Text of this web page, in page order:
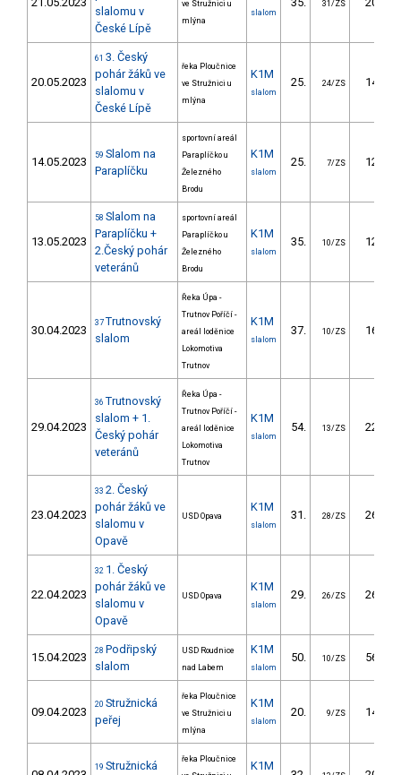
slalomu v
České Lípě
ve Stružnici u
mlýna
slalom
31/ZS
20.05.2023
61 3. Český
pohár žáků ve
slalomu v
České Lípě
řeka Ploučnice
ve Stružnici u
mlýna
K1M
slalom
25. 24/ZS 14.16
14.05.2023 59 Slalom na
Paraplíčku
sportovní areál
Paraplíčko u
Železného
Brodu
K1M
slalom
25. 7/ZS 12.20
13.05.2023
58 Slalom na
Paraplíčku +
2.Český pohár
veteránů
sportovní areál
Paraplíčko u
Železného
Brodu
K1M
slalom
35. 10/ZS 12.90
30.04.2023
37 Trutnovský
slalom
Řeka Úpa -
Trutnov Poříčí -
areál loděnice
Lokomotiva
Trutnov
K1M
slalom
37. 10/ZS 16.96
29.04.2023
36 Trutnovský
slalom + 1.
Český pohár
veteránů
Řeka Úpa -
Trutnov Poříčí -
areál loděnice
Lokomotiva
Trutnov
K1M
slalom
54. 13/ZS 22.36
23.04.2023
33 2. Český
pohár žáků ve
slalomu v
Opavě
USD Opava
K1M
slalom
31. 28/ZS 26.94
22.04.2023
32 1. Český
pohár žáků ve
slalomu v
Opavě
USD Opava
K1M
slalom
29. 26/ZS 26.66
15.04.2023 28 Podřipský
slalom
USD Roudnice
nad Labem
K1M
slalom
50. 10/ZS 56.95
09.04.2023
20 Stružnická
peřej
řeka Ploučnice
ve Stružnici u
mlýna
K1M
slalom
20. 9/ZS 14.60
19 Stružnická
řeka Ploučnice
K1M